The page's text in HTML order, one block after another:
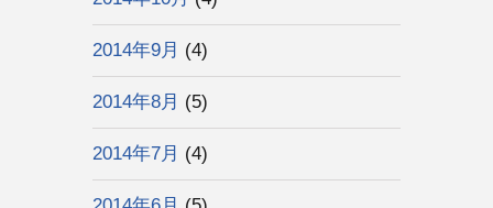
2014年9月 (4)
2014年8月 (5)
2014年7月 (4)